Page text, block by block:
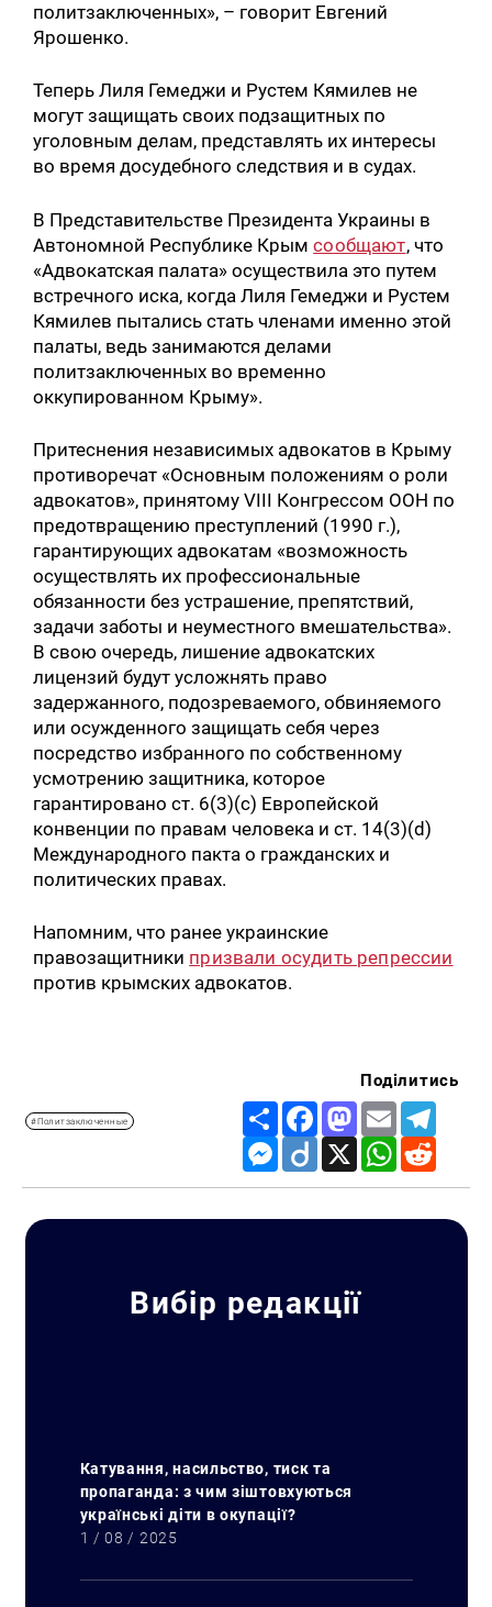
политзаключенных», – говорит Евгений
Ярошенко.
Теперь Лиля Гемеджи и Рустем Кямилев не
могут защищать своих подзащитных по
уголовным делам, представлять их интересы
во время досудебного следствия и в судах.
В Представительстве Президента Украины в
Автономной Республике Крымсообщают, что
«Адвокатская палата» осуществила это путем
встречного иска, когда Лиля Гемеджи и Рустем
Кямилев пытались стать членами именно этой
палаты, ведь занимаются делами
политзаключенных во временно
оккупированном Крыму».
Притеснения независимых адвокатов в Крыму
противоречат «Основным положениям о роли
адвокатов», принятому VIII Конгрессом ООН по
предотвращению преступлений (1990 г.),
гарантирующих адвокатам «возможность
осуществлять их профессиональные
обязанности без устрашение, препятствий,
задачи заботы и неуместного вмешательства».
В свою очередь, лишение адвокатских
лицензий будут усложнять право
задержанного, подозреваемого, обвиняемого
или осужденного защищать себя через
посредство избранного по собственному
усмотрению защитника, которое
гарантировано ст. 6(3)(c) Европейской
конвенции по правам человека и ст. 14(3)(d)
Международного пакта о гражданских и
политических правах.
Напомним, что ранее украинские
правозащитники призвали осудить репрессии
против крымских адвокатов.
#Политзаключенные
Поділитись
Share FacebookMastodon
Email
Messenger
Diigo X WhatsApp
Вибір редакції
Катування, насильство, тиск та
пропаганда: з чим зіштовхуються
українські діти в окупації?
1 / 08 / 2025